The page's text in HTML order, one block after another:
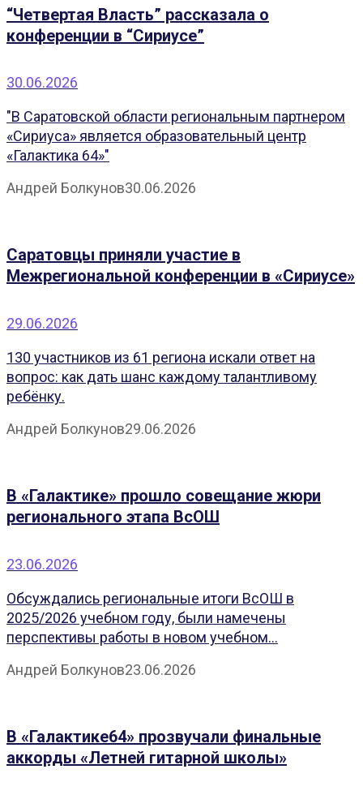
“Четвертая Власть” рассказала о
конференции в “Сириусе”
30.06.2026
"В Саратовской области региональным партнером
«Сириуса» является образовательный центр
«Галактика 64»"
Андрей Болкунов30.06.2026
Саратовцы приняли участие в
Межрегиональной конференции в «Сириусе»
29.06.2026
130 участников из 61 региона искали ответ на
вопрос: как дать шанс каждому талантливому
ребёнку.
Андрей Болкунов29.06.2026
В «Галактике» прошло совещание жюри
регионального этапа ВсОШ
23.06.2026
Обсуждались региональные итоги ВсОШ в
2025/2026 учебном году, были намечены
перспективы работы в новом учебном...
Андрей Болкунов23.06.2026
В «Галактике64» прозвучали финальные
аккорды «Летней гитарной школы»